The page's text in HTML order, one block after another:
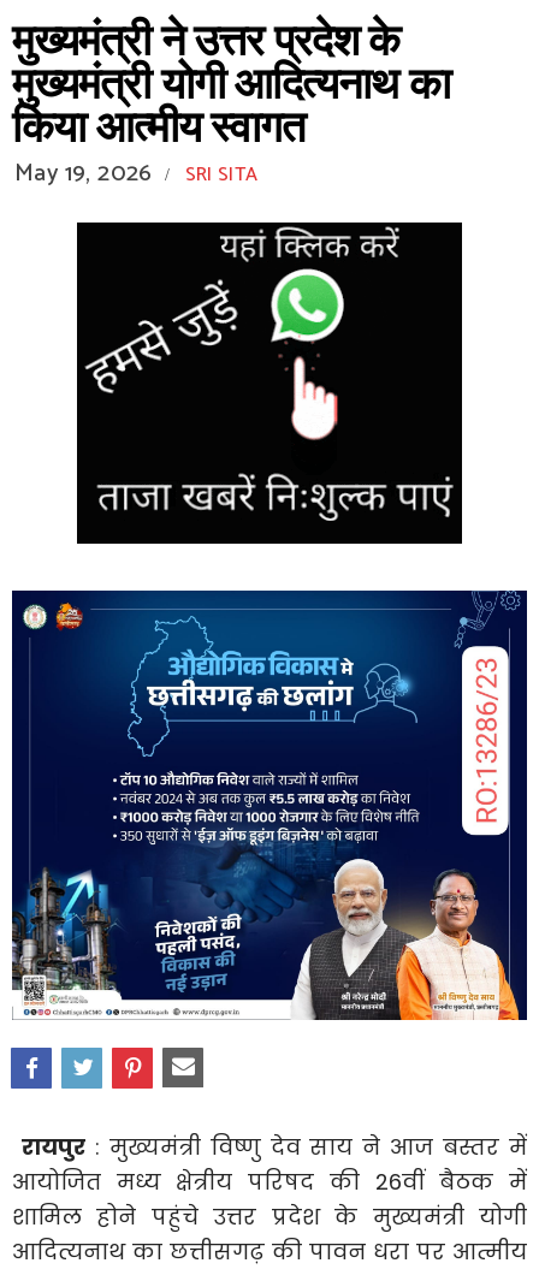
मुख्यमंत्री ने उत्तर प्रदेश के
मुख्यमंत्री योगी आदित्यनाथ का
किया आत्मीय स्वागत
May 19, 2026 / SRI SITA
रायपुर: मुख्यमंत्री विष्णु देव साय ने आज बस्तर में
आयोजित मध्य क्षेत्रीय परिषद की 26वीं बैठक में
शामिल होने पहुंचे उत्तर प्रदेश के मुख्यमंत्री योगी
आदित्यनाथ का छत्तीसगढ़ की पावन धरा पर आत्मीय